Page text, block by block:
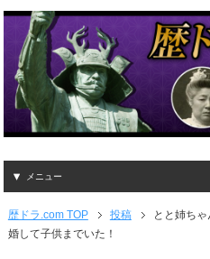
メニュー
歴ドラ.com TOP 投稿
とと姉ち
婚して子供までいた！